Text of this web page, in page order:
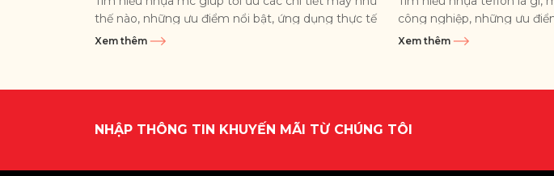
thế nào, những ưu điểm nổi bật, ứng dụng thực tế
và lý do...
Xem thêm
công nghiệp, những ưu
liệu này ngày càng...
Xem thêm
NHẬP THÔNG TIN KHUYẾN MÃI TỪ CHÚNG TÔI